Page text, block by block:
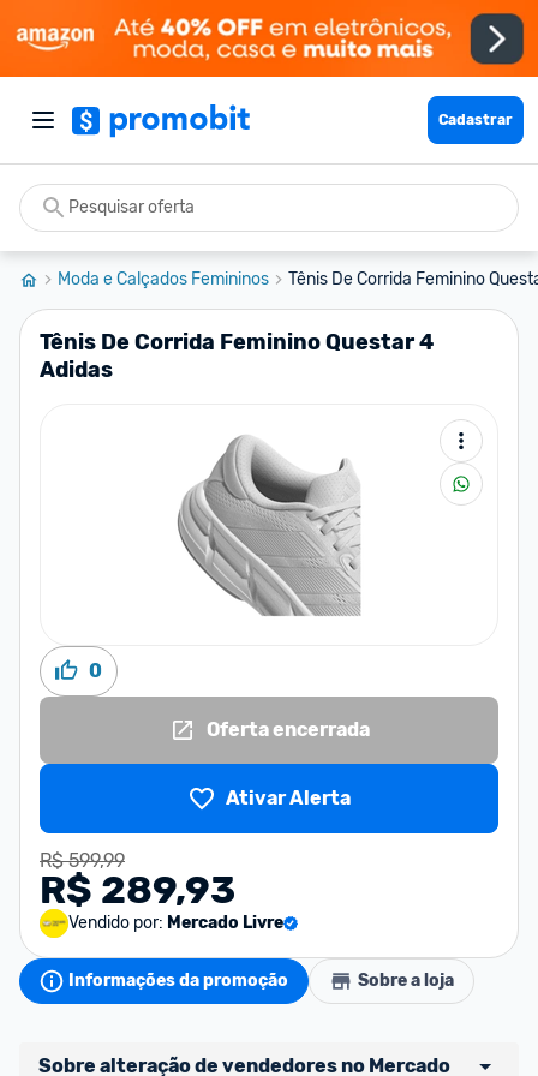
Cadastrar
Moda e Calçados Femininos Tênis De Corrida Feminino
Tênis De Corrida Feminino Questar 4
Adidas
0
Oferta encerrada
Ativar Alerta
R$ 599,99
R$ 289,93
Vendido por: Mercado Livre
Informações da promoção Sobre a loja
Sobre alteração de vendedores no Mercado